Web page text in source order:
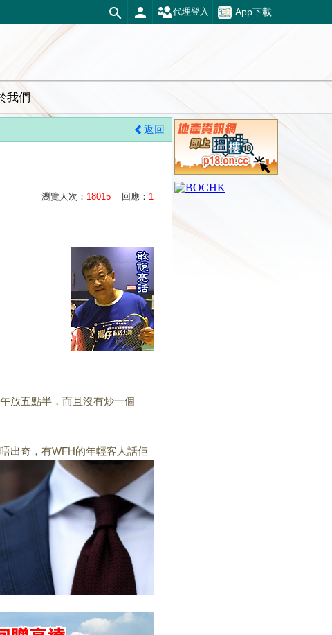
App下載
代理登入
我們
返回
瀏覽人次： 18015 回應： 1
放五點半，而且沒有炒一個
出奇，有WFH的年輕客人話佢